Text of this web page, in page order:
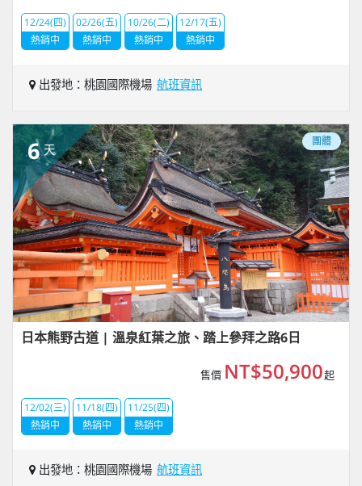
12/24(四)
熱銷中
02/26(五)
熱銷中
10/26(二)
熱銷中
12/17(五)
熱銷中
出發地：桃園國際機場 航班資訊
6 天
團體
日本熊野古道 | 溫泉紅葉之旅、踏上參拜之路6日
售價 NT$50,900起
12/02(三)
熱銷中
11/18(四)
熱銷中
11/25(四)
熱銷中
出發地：桃園國際機場 航班資訊